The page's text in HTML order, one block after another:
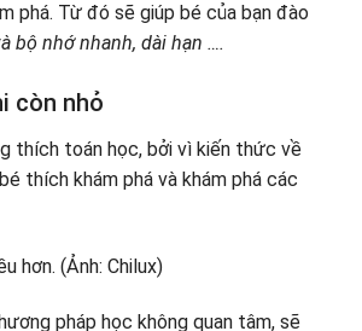
phá. Từ đó sẽ giúp bé của bạn đào
bộ nhớ nhanh, dài hạn ….
còn nhỏ
thích toán học, bởi vì kiến ​​thức về
thích khám phá và khám phá các
pháp học không quan tâm, sẽ